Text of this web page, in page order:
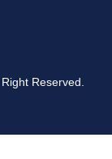
Right Reserved.